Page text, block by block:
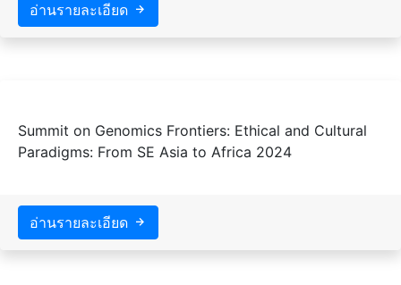
อ่านรายละเอียด
Summit on Genomics Frontiers: Ethical and Cultural
Paradigms: From SE Asia to Africa 2024
อ่านรายละเอียด